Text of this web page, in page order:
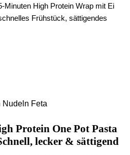
Minuten High Protein Wrap mit Ei
Frühstück, sättigendes
Protein One Pot Pasta
lecker & sättigend